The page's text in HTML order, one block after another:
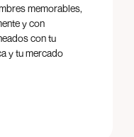
memorables,
y con
con tu
y tu mercado